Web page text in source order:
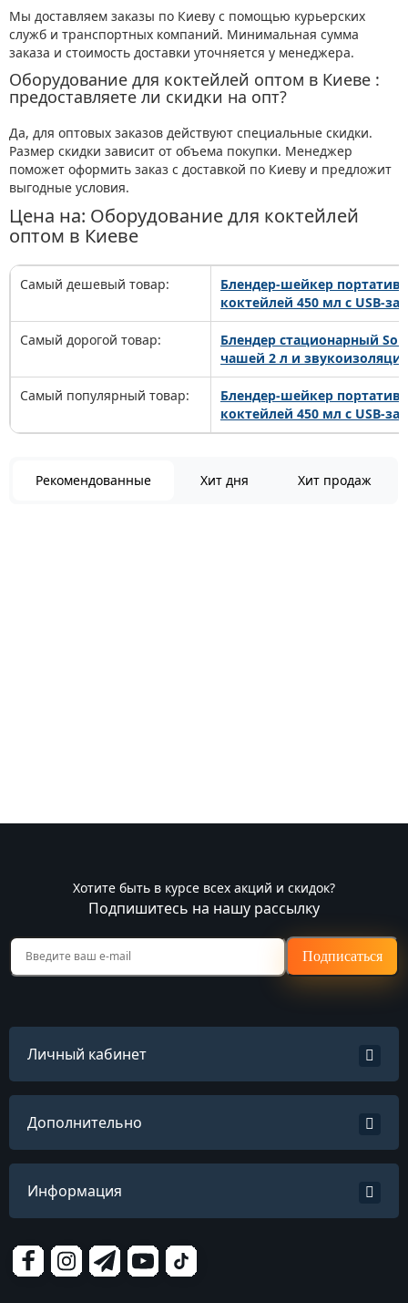
Мы доставляем заказы по Киеву с помощью курьерских
служб и транспортных компаний. Минимальная сумма
заказа и стоимость доставки уточняется у менеджера.
Оборудование для коктейлей оптом в Киеве :
предоставляете ли скидки на опт?
Да, для оптовых заказов действуют специальные скидки.
Размер скидки зависит от объема покупки. Менеджер
поможет оформить заказ с доставкой по Киеву и предложит
выгодные условия.
Цена на: Оборудование для коктейлей
оптом в Киеве
Самый дешевый товар:
Блендер-шейкер
коктейлей 450 мл с USB-
Самый дорогой товар:
Блендер стационарный
чашей 2 л и
Самый популярный товар:
Блендер-шейкер
коктейлей 450 мл с USB-
Рекомендованные Хит дня Хит продаж
Хотите быть в курсе всех акций и скидок?
Подпишитесь на нашу рассылку
Подписаться
Личный кабинет
Дополнительно
Информация